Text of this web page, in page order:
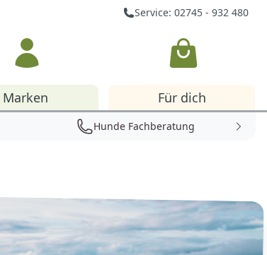
Service: 02745 - 932 480
Warenkorb
Marken Für dich
Hunde Fachberatung